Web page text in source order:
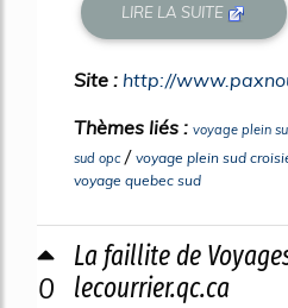
LIRE LA SUITE
Site : http://
Thèmes liés : voyage plein
sud opc/ voyage plein sud
voyage quebec sud
0
La faillite de
lecourrier.qc.ca